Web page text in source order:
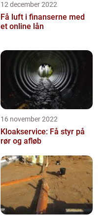
12 december 2022
Få luft i finanserne med
et online lån
16 november 2022
Kloakservice: Få styr på
rør og afløb